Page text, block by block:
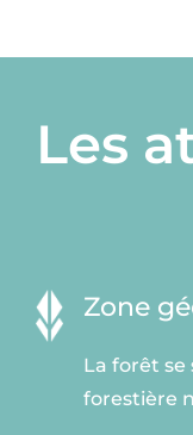
Les
Zone
La forêt se
forestière